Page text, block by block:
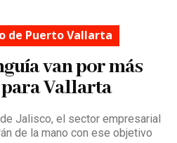
de Puerto Vallarta
van por más
Vallarta
Jalisco, el sector empresarial
de la mano con ese objetivo